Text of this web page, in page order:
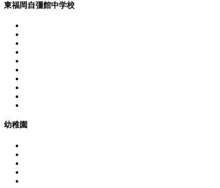
東福岡自彊館中学校
幼稚園